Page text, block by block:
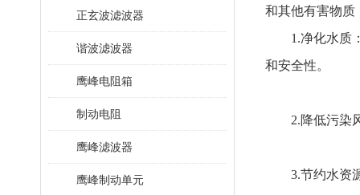
正玄波滤波器
谐波滤波器
鹰峰电阻箱
制动电阻
鹰峰滤波器
鹰峰制动单元
和其他有害物质
1.净化水质：
和安全性。
2.降低污染风
3.节约水资源